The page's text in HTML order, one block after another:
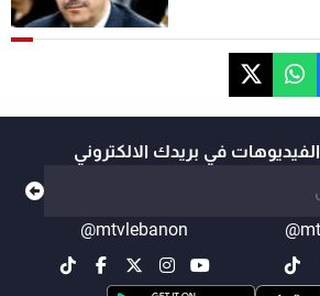
الفيديوهات في بريدك الالكتروني
@mtvlebanon